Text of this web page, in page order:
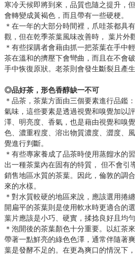
寒冷天候即將到來，品質也隨之提升，
會轉變成黃褐色，而且帶有一些硬梗。
＊在一年的大部分時間裡，爪哇茶都具
觀，但在乾季茶葉風味改善時， 葉片外
＊有些採購者會藉由抓一把茶葉在手中
茶在溫和的擠壓下會彎曲，而且在不會
手中恢復原狀。老茶則會發生斷裂且產生
◎品好茶，形色香醇缺一不可
＊品茶，茶葉方面由三個要素進行品鑑
氣味，這些要素是透過視覺和嗅覺加以
澤、明亮度、香氣，也是藉由視覺和嗅
色、濃重程度、溶出物質濃度、澀度、
覺進行判斷。
＊有些專家養成了品茶時使用蒸餾水的
出一種茶葉內在固有的特質， 但不會引
銷售地區水質的茶葉。因此，倫敦的調
來的水樣。
＊對水質較硬的地區來說，應該選用捲
開扁平的茶葉則是使用軟水時更適合的
葉片應該是小巧、硬實，揉捻良好且均勻
＊泡開後的茶葉顏色十分重要。以紅茶
帶著一點鮮亮的綠色色澤，通常伴隨著
葉是發酵不足的。在更為爽口的情況下